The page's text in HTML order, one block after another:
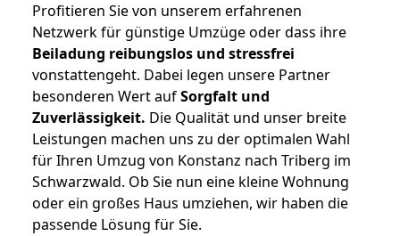
Profitieren Sie von unserem erfahrenen
Netzwerk für günstige Umzüge oder dass ihre
Beiladung reibungslos und stressfrei
vonstattengeht. Dabei legen unsere Partner
besonderen Wert aufSorgfalt und
Zuverlässigkeit. Die Qualität und unser breite
Leistungen machen uns zu der optimalen Wahl
für Ihren Umzug von Konstanz nach Triberg im
Schwarzwald. Ob Sie nun eine kleine Wohnung
oder ein großes Haus umziehen, wir haben die
passende Lösung für Sie.